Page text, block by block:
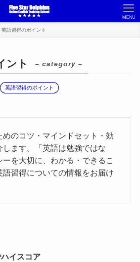
MENU
英語習得のポイント
ント – category –
英語習得のポイント
のコツ・マインドセット・効
ます。「英語は勉強ではな
を大切に、わかる・できるこ
語習得についての情報をお届け
イスコア